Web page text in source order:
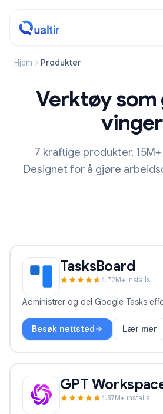
Hjem Produkter
Verktøy som
vinger
7 kraftige produkter.
Designet for å gjøre
Our Products
TasksBoard
4.72M+ installs
Administrer og del Google Tasks
Besøk nettsted Lær mer
GPT
4.87M+ installs